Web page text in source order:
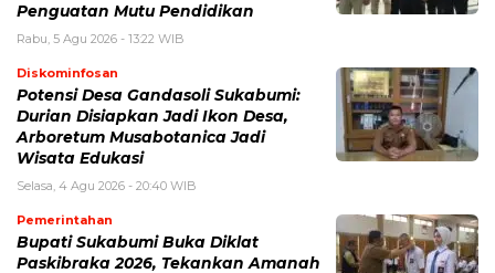
Penguatan Mutu Pendidikan
Rabu, 5 Agu 2026 - 13:22 WIB
Diskominfosan
Potensi Desa Gandasoli Sukabumi:
Durian Disiapkan Jadi Ikon Desa,
Arboretum Musabotanica Jadi
Wisata Edukasi
Selasa, 4 Agu 2026 - 20:40 WIB
Pemerintahan
Bupati Sukabumi Buka Diklat
Paskibraka 2026, Tekankan Amanah